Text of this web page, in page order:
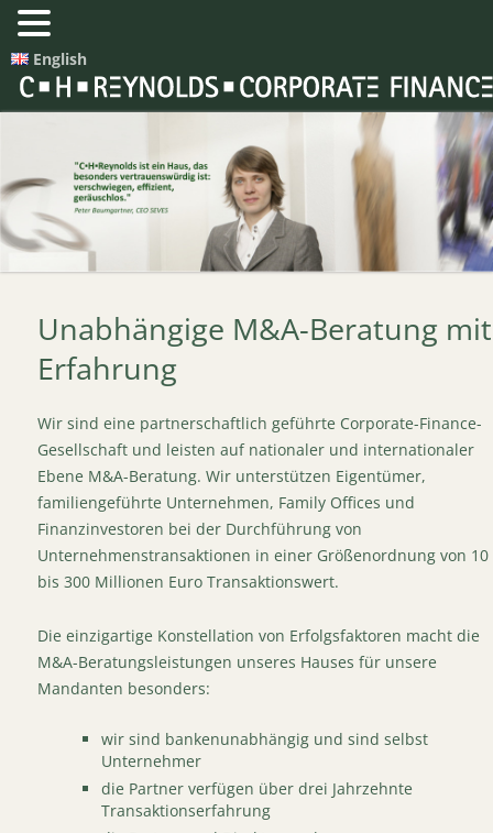
English
Unabhängige M&A-Beratung mit
Erfahrung
Wir sind eine partnerschaftlich geführte Corporate-Finance-
Gesellschaft und leisten auf nationaler und internationaler
Ebene M&A-Beratung. Wir unterstützen Eigentümer,
familiengeführte Unternehmen, Family Offices und
Finanzinvestoren bei der Durchführung von
Unternehmenstransaktionen in einer Größenordnung von 10
bis 300 Millionen Euro Transaktionswert.
Die einzigartige Konstellation von Erfolgsfaktoren macht die
M&A-Beratungsleistungen unseres Hauses für unsere
Mandanten besonders:
wir sind bankenunabhängig und sind selbst
Unternehmer
die Partner verfügen über drei Jahrzehnte
Transaktionserfahrung